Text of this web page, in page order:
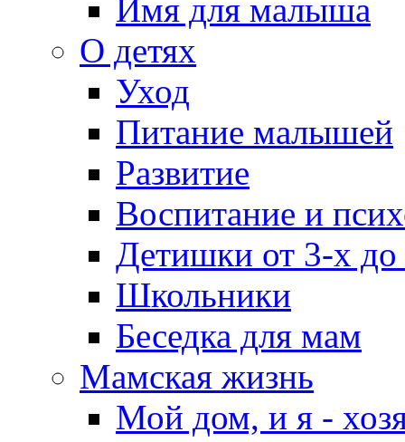
Имя для малыша
О детях
Уход
Питание малышей
Развитие
Воспитание и
Детишки от 3-х
Школьники
Беседка для мам
Мамская жизнь
Мой дом, и я -